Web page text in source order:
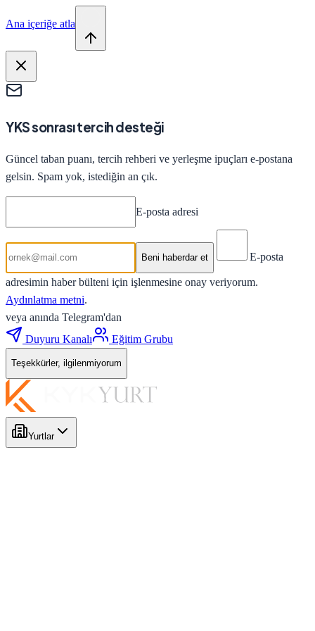
Ana içeriğe atla
YKS sonrası tercih desteği
Güncel taban puanı, tercih rehberi ve yerleşme ipuçları e-postana
gelsin. Spam yok, istediğin an çık.
E-posta adresi
Beni haberdar et E-posta
adresimin haber bülteni için işlenmesine onay veriyorum.
Aydınlatma metni.
veya anında Telegram'dan
Duyuru Kanalı
Eğitim Grubu
Teşekkürler, ilgilenmiyorum
Yurtlar